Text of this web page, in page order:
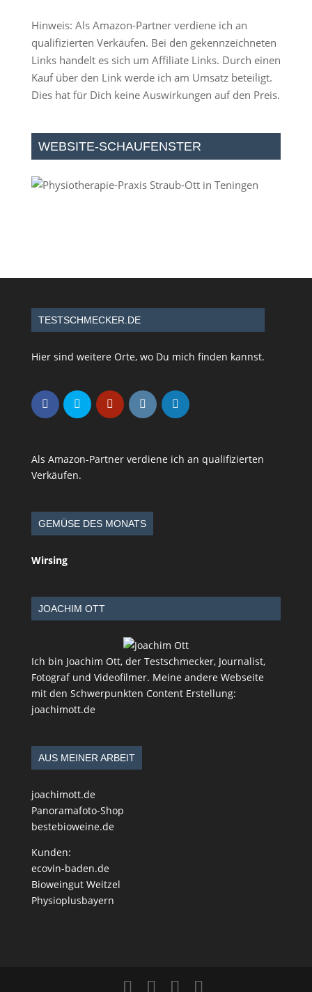
Hinweis: Als Amazon-Partner verdiene ich an
qualifizierten Verkäufen. Bei den gekennzeichneten
Links handelt es sich um Affiliate Links. Durch einen
Kauf über den Link werde ich am Umsatz beteiligt.
Dies hat für Dich keine Auswirkungen auf den Preis.
WEBSITE-SCHAUFENSTER
TESTSCHMECKER.DE
Hier sind weitere Orte, wo Du mich finden kannst.
Als Amazon-Partner verdiene ich an qualifizierten
Verkäufen.
GEMÜSE DES MONATS
Wirsing
JOACHIM OTT
Ich bin Joachim Ott, der Testschmecker, Journalist,
Fotograf und Videofilmer. Meine andere Webseite
mit den Schwerpunkten Content Erstellung:
joachimott.de
AUS MEINER ARBEIT
joachimott.de
Panoramafoto-Shop
bestebioweine.de
Kunden:
ecovin-baden.de
Bioweingut Weitzel
Physioplusbayern